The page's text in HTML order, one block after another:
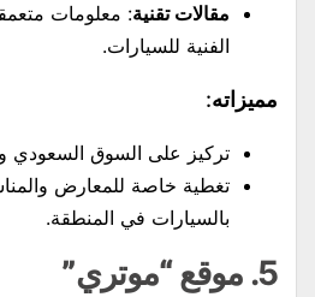
مقالات تقنية: معلومات
الفنية للسيارات.
مميزاته:
تركيز على السوق السعودي
تغطية خاصة للمعارض
بالسيارات في المنطقة.
5. موقع “موتري”